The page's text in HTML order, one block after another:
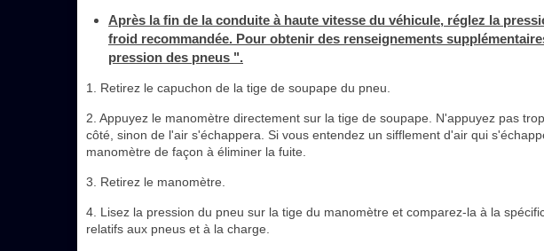
Après la fin de la conduite à haute vitesse du véhicule, réglez la
froid recommandée. Pour obtenir des renseignements
pression des pneus ".
1. Retirez le capuchon de la tige de soupape du pneu.
2. Appuyez le manomètre directement sur la tige de soupape. N'appuyez pas
côté, sinon de l'air s'échappera. Si vous entendez un sifflement d'air qui
manomètre de façon à éliminer la fuite.
3. Retirez le manomètre.
4. Lisez la pression du pneu sur la tige du manomètre et comparez-la à la
relatifs aux pneus et à la charge.